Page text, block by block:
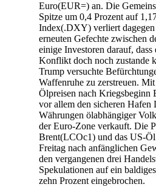
Euro(EUR=) an. Die
Spitze um 0,4 Prozent auf
Index(.DXY) verliert
erneuten Gefechte zwischen
einige Investoren darauf,
Konflikt doch noch zustande
Trump versuchte
Waffenruhe zu zerstreuen.
Ölpreisen nach Kriegsbeginn
vor allem den sicheren Hafen
Währungen ölabhängiger
der Euro-Zone verkauft. Die
Brent(LCOc1) und das US-
Freitag nach anfänglichen
den vergangenen drei
Spekulationen auf ein
zehn Prozent eingebrochen.